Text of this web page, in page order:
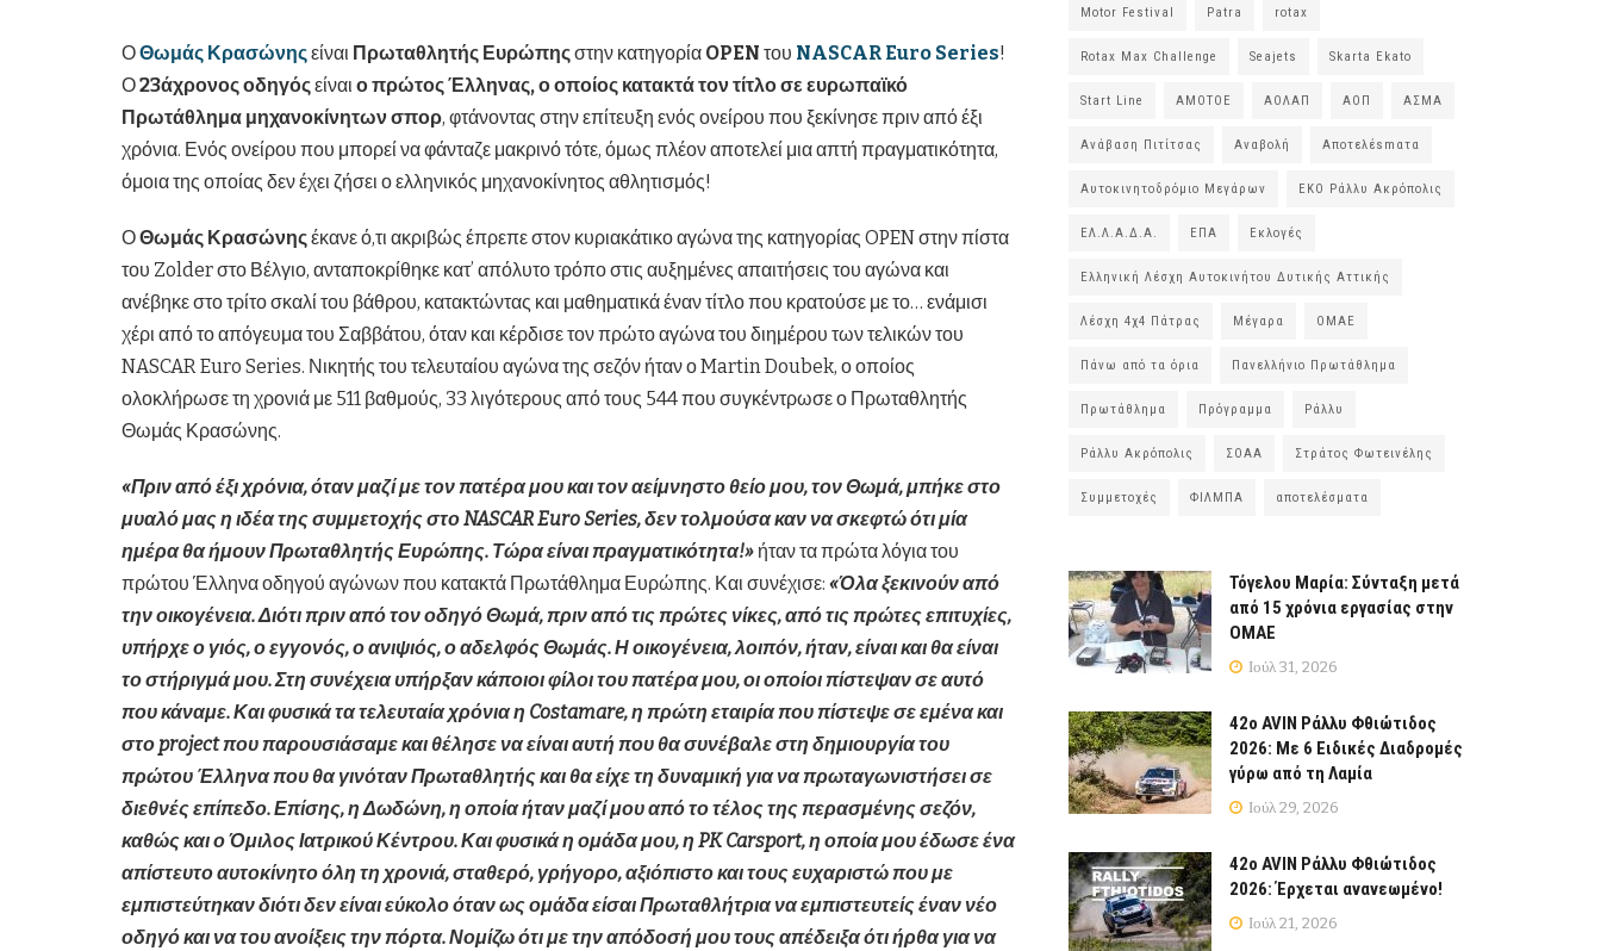
ΟΘωμάς Κρασώνηςείναι Πρωταθλητής Ευρώπηςστην κατηγορία OPEN του NASCAR Euro Series!
Ο23άχρονος οδηγόςείναι ο πρώτος Έλληνας, ο οποίος κατακτά τον τίτλο σε ευρωπαϊκό
Πρωτάθλημα μηχανοκίνητων σπορ, φτάνοντας στην επίτευξη ενός ονείρου που ξεκίνησε πριν από έξι
χρόνια. Ενός ονείρου που μπορεί να φάνταζε μακρινό τότε, όμως πλέον αποτελεί μια απτή πραγματικότητα,
όμοια της οποίας δεν έχει ζήσει ο ελληνικός μηχανοκίνητος αθλητισμός!
ΟΘωμάς Κρασώνηςέκανε ό,τι ακριβώς έπρεπε στον κυριακάτικο αγώνα της κατηγορίας OPEN στην πίστα
του Zolder στο Βέλγιο, ανταποκρίθηκε κατ’ απόλυτο τρόπο στις αυξημένες απαιτήσεις του αγώνα και
ανέβηκε στο τρίτο σκαλί του βάθρου, κατακτώντας και μαθηματικά έναν τίτλο που κρατούσε με το… ενάμισι
χέρι από το απόγευμα του Σαββάτου, όταν και κέρδισε τον πρώτο αγώνα του διημέρου των τελικών του
NASCAR Euro Series. Νικητής του τελευταίου αγώνα της σεζόν ήταν ο Martin Doubek, ο οποίος
ολοκλήρωσε τη χρονιά με 511 βαθμούς, 33 λιγότερους από τους 544 που συγκέντρωσε ο Πρωταθλητής
Θωμάς Κρασώνης.
«Πριν από έξι χρόνια, όταν μαζί με τον πατέρα μου και τον αείμνηστο θείο μου, τον Θωμά, μπήκε στο
μυαλό μας η ιδέα της συμμετοχής στοNASCAREuroSeries, δεν τολμούσα καν να σκεφτώ ότι μία
ημέρα θα ήμουν Πρωταθλητής Ευρώπης. Τώρα είναι πραγματικότητα!» ήταν τα πρώτα λόγια του
πρώτου Έλληνα οδηγού αγώνων που κατακτά Πρωτάθλημα Ευρώπης. Και συνέχισε: «Όλα ξεκινούν από
την οικογένεια. Διότι πριν από τον οδηγό Θωμά, πριν από τις πρώτες νίκες, από τις πρώτες επιτυχίες,
υπήρχε ο γιός, ο εγγονός, ο ανιψιός, ο αδελφός Θωμάς. Η οικογένεια, λοιπόν, ήταν, είναι και θα είναι
το στήριγμά μου. Στη συνέχεια υπήρξαν κάποιοι φίλοι του πατέρα μου, οι οποίοι πίστεψαν σε αυτό
που κάναμε. Και φυσικά τα τελευταία χρόνια η Costamare, η πρώτη εταιρία που πίστεψε σε εμένα και
στοproject που παρουσιάσαμε και θέλησε να είναι αυτή που θα συνέβαλε στη δημιουργία του
πρώτου Έλληνα που θα γινόταν Πρωταθλητής και θα είχε τη δυναμική για να πρωταγωνιστήσει σε
διεθνές επίπεδο. Επίσης, η Δωδώνη, η οποία ήταν μαζί μου από το τέλος της περασμένης σεζόν,
καθώς και ο Όμιλος Ιατρικού Κέντρου. Και φυσικά η ομάδα μου, η PKCarsport, η οποία μου έδωσε ένα
απίστευτο αυτοκίνητο όλη τη χρονιά, σταθερό, γρήγορο, αξιόπιστο και τους ευχαριστώ που με
εμπιστεύτηκαν διότι δεν είναι εύκολο όταν ως ομάδα είσαι Πρωταθλήτρια να εμπιστευτείς έναν νέο
οδηγό και να του ανοίξεις την πόρτα. Νομίζω ότι με την απόδοσή μου τους απέδειξα ότι ήρθα για να
Motor Festival Patra rotax
Rotax Max Challenge Seajets Skarta Ekato
Start Line ΑΜΟΤΟΕ ΑΟΛΑΠ ΑΟΠ ΑΣΜΑ
Ανάβαση Πιτίτσας Αναβολή Αποτελέsmατα
Αυτοκινητοδρόμιο Μεγάρων ΕΚΟ Ράλλυ Ακρόπολις
ΕΛ.Λ.Α.Δ.Α. ΕΠΑ Εκλογές
Ελληνική Λέσχη Αυτοκινήτου Δυτικής Αττικής
Λέσχη 4χ4 Πάτρας Μέγαρα ΟΜΑΕ
Πάνω από τα όρια Πανελλήνιο Πρωτάθλημα
Πρωτάθλημα Πρόγραμμα Ράλλυ
Ράλλυ Ακρόπολις ΣΟΑΑ Στράτος Φωτεινέλης
Συμμετοχές ΦΙΛΜΠΑ αποτελέσματα
Τόγελου Μαρία: Σύνταξη μετά
από 15 χρόνια εργασίας στην
ΟΜΑΕ
Ιούλ 31, 2026
42ο AVIN Ράλλυ Φθιώτιδος
2026: Με 6 Ειδικές Διαδρομές
γύρω από τη Λαμία
Ιούλ 29, 2026
42ο AVIN Ράλλυ Φθιώτιδος
2026: Έρχεται ανανεωμένο!
Ιούλ 21, 2026